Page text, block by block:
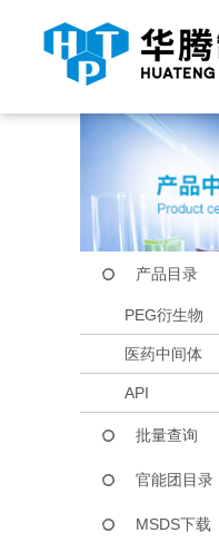
当前位置： 首页
产品目录
PEG衍生物
医药中间体
API
批量查询
官能团目录
MSDS下载